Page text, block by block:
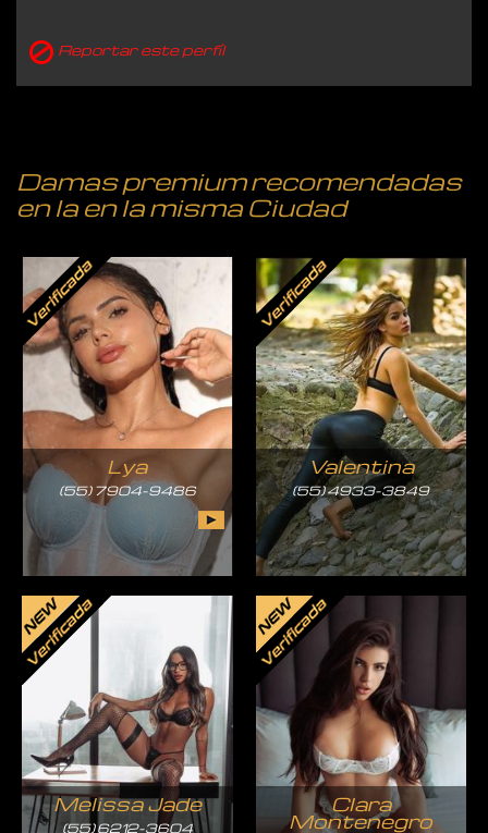
Reportar este perfíl
Damas premium recomendadas
en la en la misma Ciudad
Lya
(55) 7904-9486
Valentina
(55) 4933-3849
Melissa Jade
(55) 6212-3604
Clara
Montenegro